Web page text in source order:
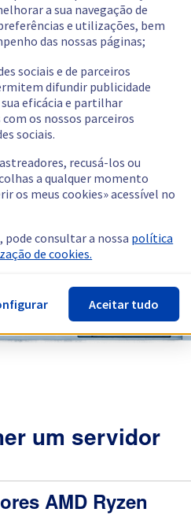
entre a entrada/gama média
da OVHcloud. Processadores
ECC, SSD NVMe Datacenter
banda robustas (até 3 Gbps
de dados de alto tráfego,
em tempo real — Rise
com um preço controlado.
um servidor
AMD Ryzen
a sua navegação de
e utilizações, bem
das nossas páginas;
sociais e de parceiros
difundir publicidade
eficácia e partilhar
os nossos parceiros
sociais.
recusá-los ou
a qualquer momento
os meus cookies» acessível no
consultar a nossa política
de cookies.
Aceitar tudo